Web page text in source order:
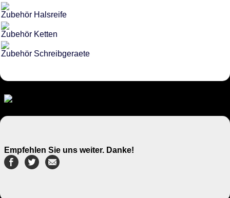
Zubehör Halsreife
Zubehör Ketten
Zubehör Schreibgeraete
Empfehlen Sie uns weiter. Danke!